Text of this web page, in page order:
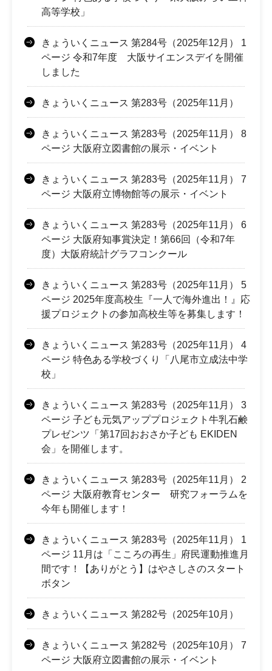
高等学校」
きょういくニュース 第284号（2025年12月） 1
ページ 令和7年度 大阪サイエンスデイを開催
しました
きょういくニュース 第283号（2025年11月）
きょういくニュース 第283号（2025年11月） 8
ページ 大阪府立図書館の展示・イベント
きょういくニュース 第283号（2025年11月） 7
ページ 大阪府立博物館等の展示・イベント
きょういくニュース 第283号（2025年11月） 6
ページ 大阪府知事賞決定！第66回（令和7年
度）大阪府統計グラフコンクール
きょういくニュース 第283号（2025年11月） 5
ページ 2025年度高校生『一人で海外進出！』応
援プロジェクトの参加高校生等を募集します！
きょういくニュース 第283号（2025年11月） 4
ページ 特色ある学校づくり「八尾市立成法中学
校」
きょういくニュース 第283号（2025年11月） 3
ページ 子ども元気アッププロジェクト牛乳石鹸
プレゼンツ「第17回おおさか子ども EKIDEN
会」を開催します。
きょういくニュース 第283号（2025年11月） 2
ページ 大阪府教育センター 研究フォーラムを
今年も開催します！
きょういくニュース 第283号（2025年11月） 1
ページ 11月は「こころの再生」府民運動推進月
間です！【ありがとう】はやさしさのスタート
ボタン
きょういくニュース 第282号（2025年10月）
きょういくニュース 第282号（2025年10月） 7
ページ 大阪府立図書館の展示・イベント